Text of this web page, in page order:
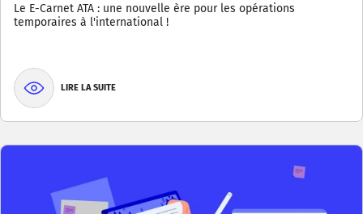
Le E-Carnet ATA : une nouvelle ère pour les opérations
temporaires à l'international !
LIRE LA SUITE